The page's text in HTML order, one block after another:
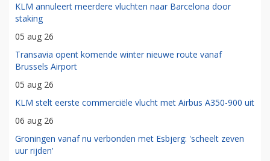
KLM annuleert meerdere vluchten naar Barcelona door
staking
05 aug 26
Transavia opent komende winter nieuwe route vanaf
Brussels Airport
05 aug 26
KLM stelt eerste commerciële vlucht met Airbus A350-900 uit
06 aug 26
Groningen vanaf nu verbonden met Esbjerg: 'scheelt zeven
uur rijden'